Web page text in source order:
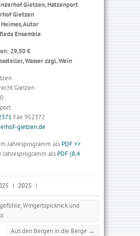
Gietzen, Hatzenport
Gietzen
Autor
Ensemble
29,50 €
Wasser zzgl. Wein
Gietzen
Fax 952372
gietzen.de
Jahresprogramm als PDF >>
als PDF (8,4
| 2025 |
Wingertspicknick und
Aus den Bergen in die Berge →